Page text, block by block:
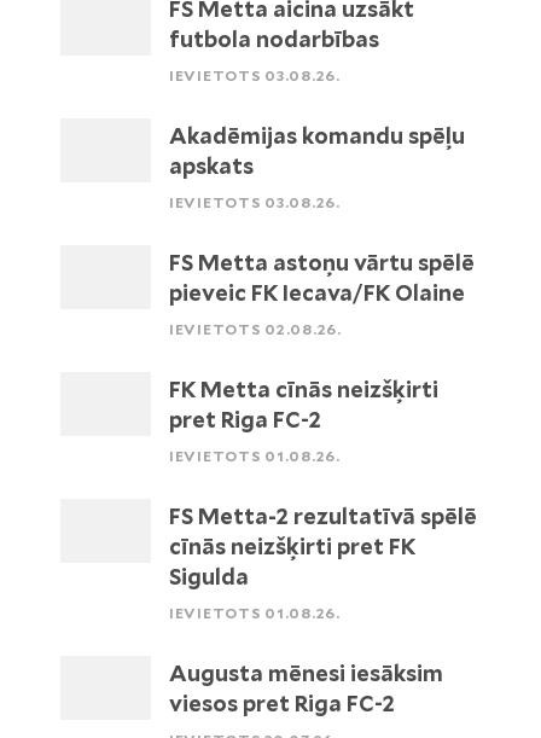
FS Metta aicina uzsākt
futbola nodarbības
IEVIETOTS 03.08.26.
Akadēmijas komandu spēļu
apskats
IEVIETOTS 03.08.26.
FS Metta astoņu vārtu spēlē
pieveic FK Iecava/FK Olaine
IEVIETOTS 02.08.26.
FK Metta cīnās neizšķirti
pret Riga FC-2
IEVIETOTS 01.08.26.
FS Metta-2 rezultatīvā spēlē
cīnās neizšķirti pret FK
Sigulda
IEVIETOTS 01.08.26.
Augusta mēnesi iesāksim
viesos pret Riga FC-2